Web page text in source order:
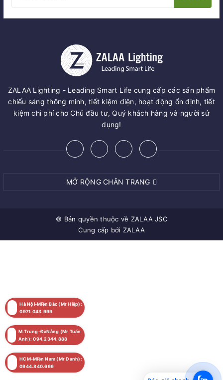
ZALAA Lighting - Leading Smart Life cung cấp các sản phẩm
chiếu sáng thông minh, tiết kiệm điện, hoạt động ổn định, tiết
kiệm chi phí cho Chủ đầu tư, Quý khách hàng và người sử
dụng!
MỞ RỘNG CHÂN TRANG
© Bản quyền thuộc về ZALAA JSC
Cung cấp bởi ZALAA
HCM-Miền Nam (Mr Danh):
0944.840.666
Hà Nội-Miền Bắc (Mr Hiệp):
0971.043.999
M.Trung-ĐàNẵng (Mr Tuấn
Anh): 094.2344.888